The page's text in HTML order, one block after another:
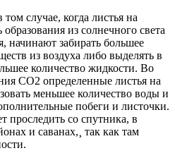
случае, когда листья на
из солнечного света
начинают забирать большее
из воздуха либо выделять в
количество жидкости. Во
CO2 определенные листья на
меньшее количество воды и
побеги и листочки.
проследить со спутника, в
и саванах,¸ так как там